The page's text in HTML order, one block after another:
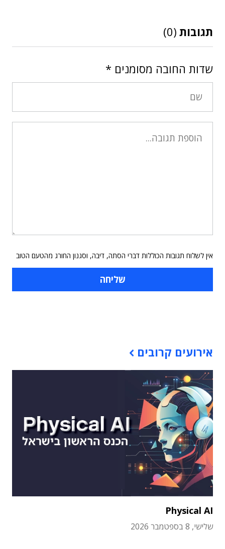
תגובות (0)
שדות החובה מסומנים *
אין לשלוח תגובות הכוללות דברי הסתה, דיבה, וסגנון החורג מהטעם הטוב
אירועים קרובים
Physical AI
שלישי, 8 בספטמבר 2026